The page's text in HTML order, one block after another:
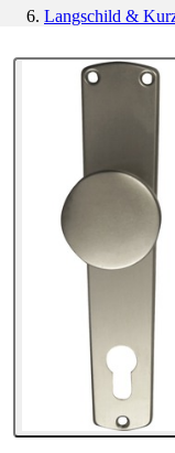
Langschild &